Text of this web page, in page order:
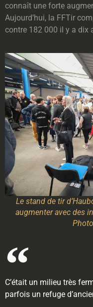
connaît une forte
Aujourd’hui, la FFTir
contre 182 000 il y a dix
Le stand de tir
augmenter avec des
C’était un milieu très
parfois un refuge